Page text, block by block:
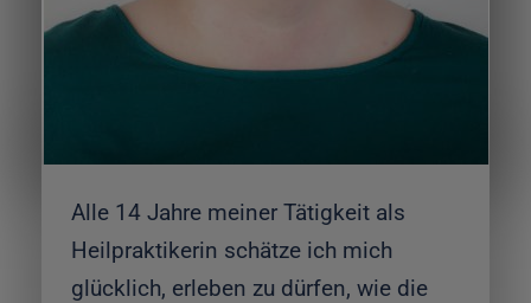
Alle 14 Jahre meiner Tätigkeit als
Heilpraktikerin schätze ich mich
glücklich, erleben zu dürfen, wie die